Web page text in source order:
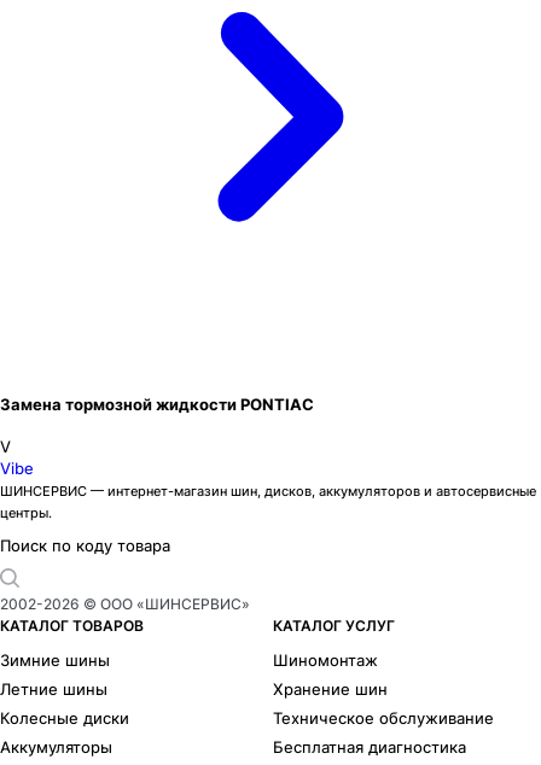
Замена тормозной жидкости PONTIAC
V
Vibe
ШИНСЕРВИС — интернет-магазин шин, дисков, аккумуляторов и автосервисные
центры.
Поиск по коду товара
2002-2026 © ООО «ШИНСЕРВИС»
КАТАЛОГ ТОВАРОВ
Зимние шины
Летние шины
Колесные диски
Аккумуляторы
КАТАЛОГ УСЛУГ
Шиномонтаж
Хранение шин
Техническое обслуживание
Бесплатная диагностика